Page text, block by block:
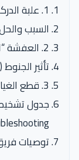
1. علبة الدركسيون (Steering Rack): العطل الأشهر
السبب
2. العفشة “الناشفة” والجنوط الكبيرة
تأثير الجنوط (Rims):
3. قطع الغيار الاستهلاكية في العفشة
توصيات